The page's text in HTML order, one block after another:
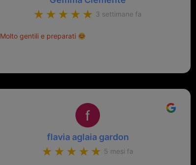
3 settimane fa
Molto gentili e preparati
flavia aglaia gardon
5 mesi fa